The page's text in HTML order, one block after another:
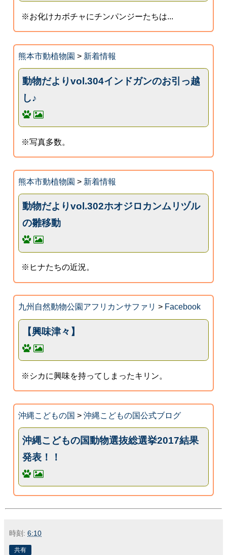
※お化けカボチャにチンパンジーたちは...
熊本市動植物園 > 新着情報
動物だよりvol.304インドガンのお引っ越
し♪
※写真多数。
熊本市動植物園 > 新着情報
動物だよりvol.302ホオジロカンムリヅル
の雛移動
※ヒナたちの近況。
九州自然動物公園アフリカンサファリ > Facebook
【興味津々】
※シカに興味を持ってしまったキリン。
沖縄こどもの国 > 沖縄こどもの国公式ブログ
沖縄こどもの国動物選抜総選挙2017結果
発表！！
時刻: 6:10
共有